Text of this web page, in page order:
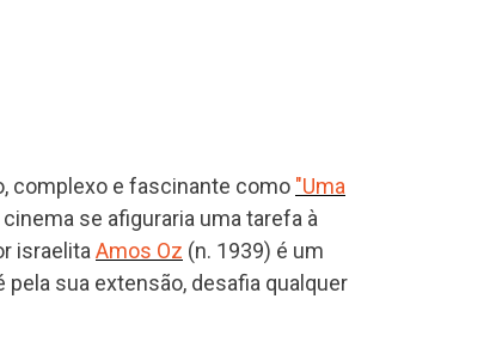
complexo e fascinante como "Uma
se afiguraria uma tarefa à
israelita Amos Oz (n. 1939) é um
sua extensão, desafia qualquer